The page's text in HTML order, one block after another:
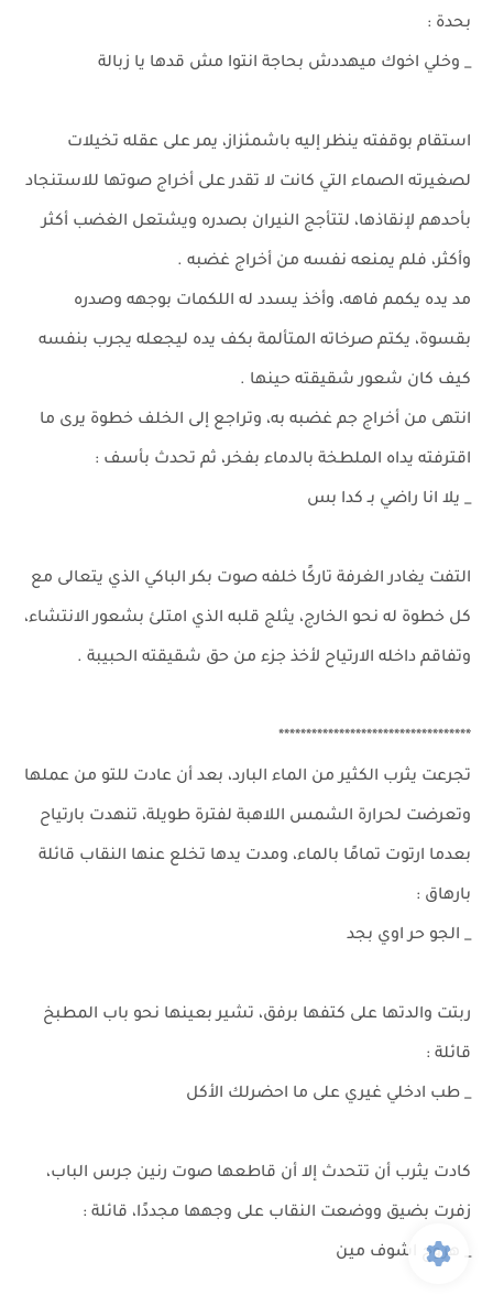
بحدة :
_ وخلي اخوك ميهددش بحاجة انتوا مش قدها يا زبالة
استقام بوقفته ينظر إليه باشمئزاز، يمر على عقله تخيلات
لصغيرته الصماء التي كانت لا تقدر على أخراج صوتها للاستنجاد
بأحدهم لإنقاذها، لتتأجج النيران بصدره ويشتعل الغضب أكثر
وأكثر، فلم يمنعه نفسه من أخراج غضبه .
مد يده يكمم فاهه، وأخذ يسدد له اللكمات بوجهه وصدره
بقسوة، يكتم صرخاته المتألمة بكف يده ليجعله يجرب بنفسه
كيف كان شعور شقيقته حينها .
انتهى من أخراج جم غضبه به، وتراجع إلى الخلف خطوة يرى ما
اقترفته يداه الملطخة بالدماء بفخر، ثم تحدث بأسف :
_ يلا انا راضي بـ كدا بس
التفت يغادر الغرفة تاركًا خلفه صوت بكر الباكي الذي يتعالى مع
كل خطوة له نحو الخارج، يثلج قلبه الذي امتلئ بشعور الانتشاء،
وتفاقم داخله الارتياح لأخذ جزء من حق شقيقته الحبيبة .
***********************************
تجرعت يثرب الكثير من الماء البارد، بعد أن عادت للتو من عملها
وتعرضت لحرارة الشمس اللاهبة لفترة طويلة، تنهدت بارتياح
بعدما ارتوت تمامًا بالماء، ومدت يدها تخلع عنها النقاب قائلة
بارهاق :
_ الجو حر اوي بجد
ربتت والدتها على كتفها برفق، تشير بعينها نحو باب المطبخ
قائلة :
_ طب ادخلي غيري على ما احضرلك الأكل
كادت يثرب أن تتحدث إلا أن قاطعها صوت رنين جرس الباب،
زفرت بضيق ووضعت النقاب على وجهها مجددًا، قائلة :
_ هروح اشوف مين